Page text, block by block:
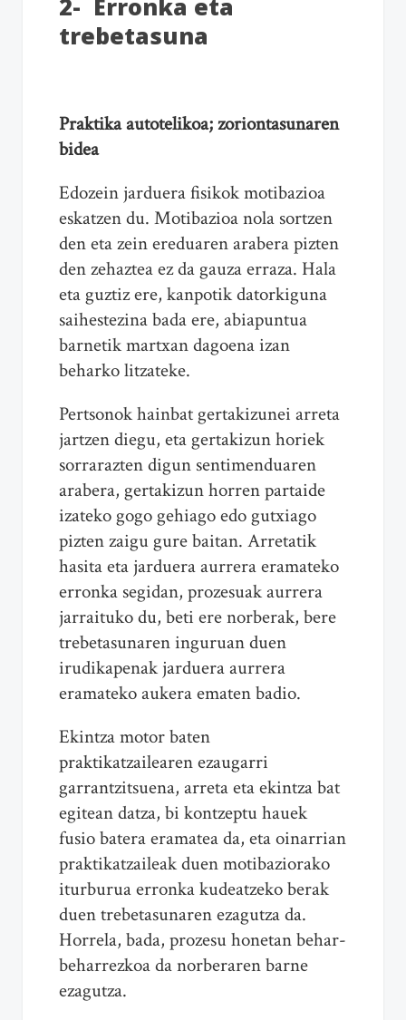
trebetasuna
Praktika autotelikoa; zoriontasunaren
bidea
Edozein jarduera fisikok motibazioa
eskatzen du. Motibazioa nola sortzen
den eta zein ereduaren arabera pizten
den zehaztea ez da gauza erraza. Hala
eta guztiz ere, kanpotik datorkiguna
saihestezina bada ere, abiapuntua
barnetik martxan dagoena izan
beharko litzateke.
Pertsonok hainbat gertakizunei arreta
jartzen diegu, eta gertakizun horiek
sorrarazten digun sentimenduaren
arabera, gertakizun horren partaide
izateko gogo gehiago edo gutxiago
pizten zaigu gure baitan. Arretatik
hasita eta jarduera aurrera eramateko
erronka segidan, prozesuak aurrera
jarraituko du, beti ere norberak, bere
trebetasunaren inguruan duen
irudikapenak jarduera aurrera
eramateko aukera ematen badio.
Ekintza motor baten
praktikatzailearen ezaugarri
garrantzitsuena, arreta eta ekintza bat
egitean datza, bi kontzeptu hauek
fusio batera eramatea da, eta oinarrian
praktikatzaileak duen motibaziorako
iturburua erronka kudeatzeko berak
duen trebetasunaren ezagutza da.
Horrela, bada, prozesu honetan behar-
beharrezkoa da norberaren barne
ezagutza.